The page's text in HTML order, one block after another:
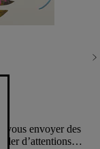
vous envoyer des
d’attentions…